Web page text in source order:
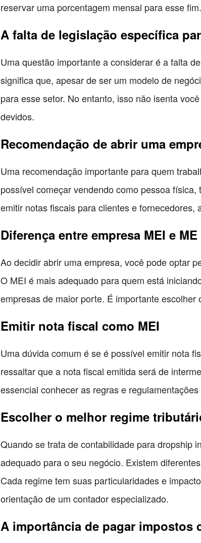
reservar uma porcentagem mensal para esse fim.
A falta de legislação específica
Uma questão importante a considerar é a falta
significa que, apesar de ser um modelo de
para esse setor. No entanto, isso não isenta
devidos.
Recomendação de abrir uma
Uma recomendação importante para quem
possível começar vendendo como pessoa
emitir notas fiscais para clientes e
Diferença entre empresa MEI e ME
Ao decidir abrir uma empresa, você pode optar
O MEI é mais adequado para quem está
empresas de maior porte. É importante
Emitir nota fiscal como MEI
Uma dúvida comum é se é possível emitir nota
ressaltar que a nota fiscal emitida será de
essencial conhecer as regras e
Escolher o melhor regime
Quando se trata de contabilidade para dropship
adequado para o seu negócio. Existem
Cada regime tem suas particularidades e
orientação de um contador especializado.
A importância de pagar impostos